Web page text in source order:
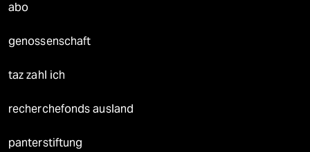
abo
genossenschaft
taz zahl ich
recherchefonds ausland
panterstiftung